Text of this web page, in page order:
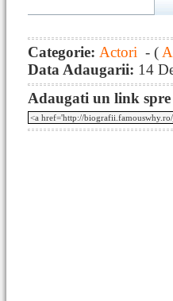
Categorie: Actori - (
Data Adaugarii: 14
Adaugati un link spre